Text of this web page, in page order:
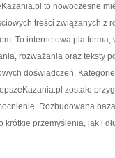
to nowoczesne
treści związanych z
To internetowa
rozważania oraz teksty
doświadczeń.
zostało
Rozbudowana
przemyślenia, jak i